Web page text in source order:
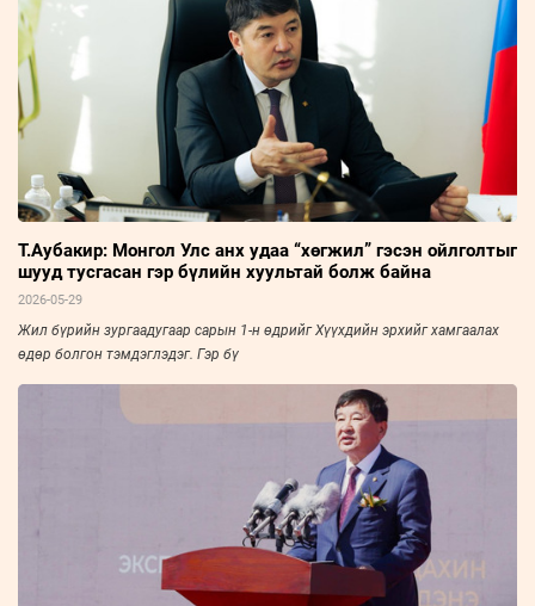
Т.Аубакир: Монгол Улс анх удаа “хөгжил” гэсэн ойлголтыг
шууд тусгасан гэр бүлийн хуультай болж байна
2026-05-29
Жил бүрийн зургаадугаар сарын 1-н өдрийг Хүүхдийн эрхийг хамгаалах
өдөр болгон тэмдэглэдэг. Гэр бү